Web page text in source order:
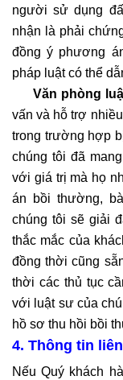
người sử dụng
nhận là phải
đồng ý phương
pháp luật có thể
Văn phòng
vấn và hỗ trợ
trong trường hợp
chúng tôi đã
với giá trị mà họ
án bồi thường,
chúng tôi sẽ giải
thắc mắc của
đồng thời cũng
thời các thủ tục
với luật sư của
hồ sơ thu hồi bồi
4. Thông tin
Nếu Quý khách